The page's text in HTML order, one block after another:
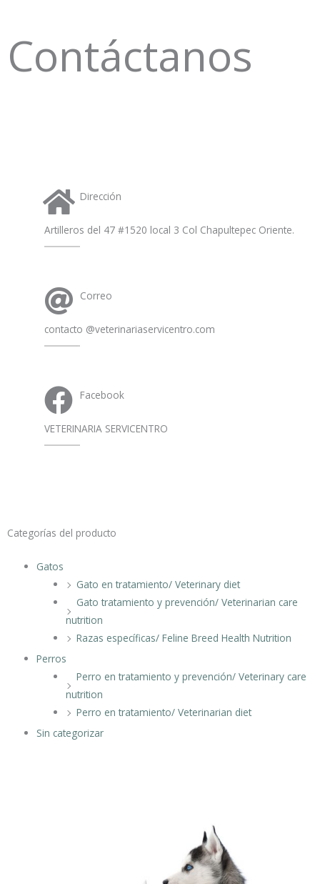
Contáctanos
Dirección
Artilleros del 47 #1520 local 3 Col Chapultepec Oriente.
Correo
contacto @veterinariaservicentro.com
Facebook
VETERINARIA SERVICENTRO
Categorías del producto
Gatos
Gato en tratamiento/ Veterinary diet
Gato tratamiento y prevención/ Veterinarian care
nutrition
Razas específicas/ Feline Breed Health Nutrition
Perros
Perro en tratamiento y prevención/ Veterinary care
nutrition
Perro en tratamiento/ Veterinarian diet
Sin categorizar